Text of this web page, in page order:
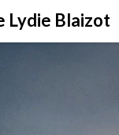
Lydie Blaizot